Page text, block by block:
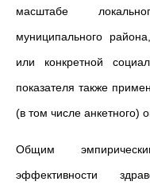
масштабе
муниципального
или конкретной
показателя также
(в том числе анкетного)
Общим
эффективности